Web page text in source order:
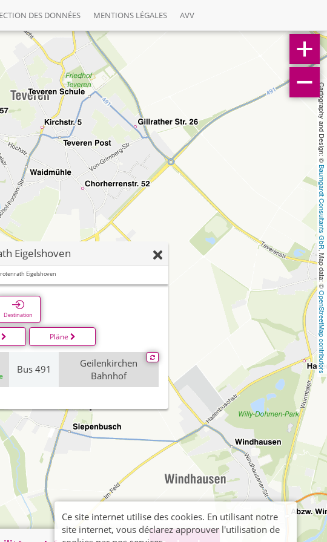
DES DONNÉES MENTIONS LÉGALES AVV
Cartography and Design: ©
Baumgardt Consultants GbR
, Map data: ©
OpenStreetMap contributors
Eigelshoven
Eigelshoven
Destination
Pläne
Bus 491
Geilenkirchen
Bahnhof
Ce site internet utilise des cookies. En utilisant notre
site internet, vous déclarez approuver l'utilisation de